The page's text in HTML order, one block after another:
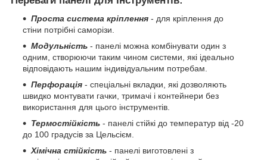
Проста система кріплення - для кріплення до
стіни потрібні саморізи.
Модульність - панелі можна комбінувати один з
одним, створюючи таким чином системи, які ідеально
відповідають нашим індивідуальним потребам.
Перфорація - спеціальні вкладки, які дозволяють
швидко монтувати гачки, тримачі і контейнери без
використання для цього інструментів.
Термостійкість - панелі стійкі до температур від -20
до 100 градусів за Цельсієм.
Хімічна стійкість - панелі виготовлені з